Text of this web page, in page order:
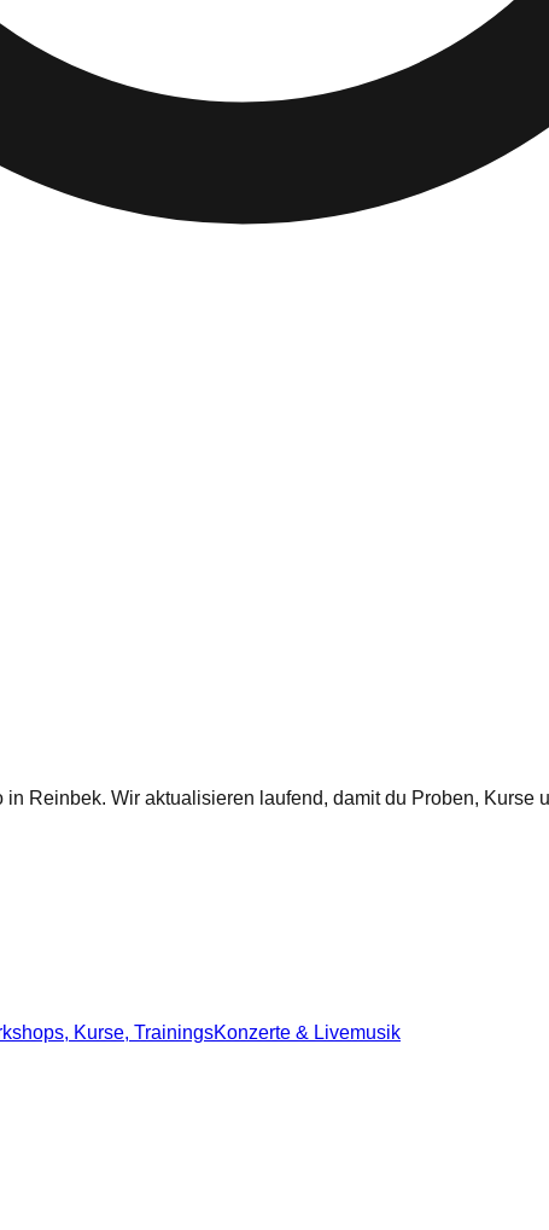
in Reinbek. Wir aktualisieren laufend, damit du Proben, Kurse
Kurse, TrainingsKonzerte & Livemusik